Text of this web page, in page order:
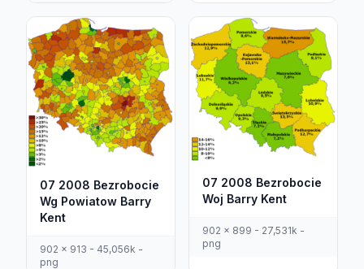
07 2008 Bezrobocie
Wg Powiatow Barry
Kent
902 x 913 - 45,056k -
png
07 2008 Bezrobocie
Woj Barry Kent
902 x 899 - 27,531k -
png